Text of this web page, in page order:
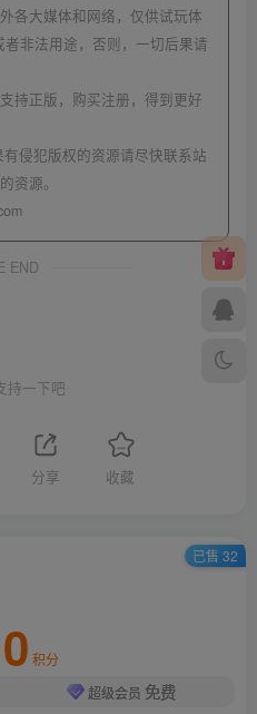
各大媒体和网络，仅供试玩体
非法用途，否则，一切后果请
持正版，购买注册，得到更好
侵犯版权的资源请尽快联系站
资源。
END
持一下吧
分享 收藏
积分
超级会员 免费
已售 32